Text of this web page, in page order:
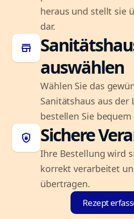
heraus und stellt sie
dar.
store
auswählen
Wählen Sie das
Sanitätshaus aus der
bestellen Sie
shield_lock Sichere
Ihre Bestellung wird
korrekt verarbeitet
übertragen.
Rezept